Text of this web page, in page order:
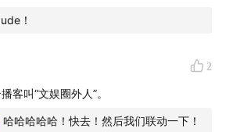
海东南亚用AI翻译字幕+配音，米哈
广涛事件；谨防诈骗！
！
2
客叫“文娱圈外人”。
哈哈哈哈哈！快去！然后我们联动一下！